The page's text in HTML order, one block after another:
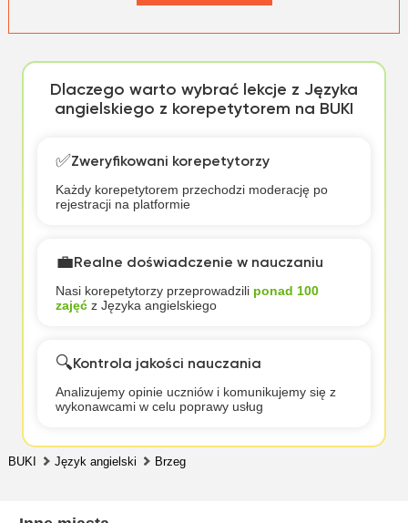
Dlaczego warto wybrać lekcje z Języka
angielskiego z korepetytorem na BUKI
✅Zweryfikowani korepetytorzy
Każdy korepetytorem przechodzi moderację po
rejestracji na platformie
💼Realne doświadczenie w nauczaniu
Nasi korepetytorzy przeprowadzili ponad 100
zajęćz Języka angielskiego
🔍Kontrola jakości nauczania
Analizujemy opinie uczniów i komunikujemy się z
wykonawcami w celu poprawy usług
BUKI Język angielski Brzeg